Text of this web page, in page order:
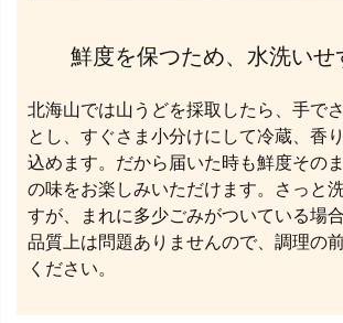
鮮度を保つため、水洗いせ
北海山では山うどを採取したら、手で
とし、すぐさま小分けにして冷蔵、香
込めます。だから届いた時も鮮度その
の味をお楽しみいただけます。さっと
すが、まれに多少ごみがついている場
品質上は問題ありませんので、調理の
ください。